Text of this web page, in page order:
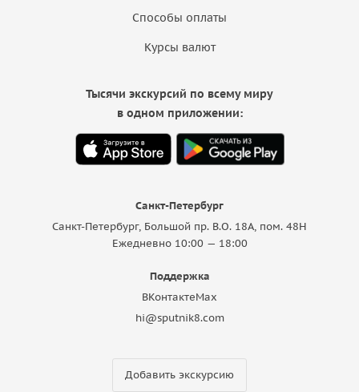
Способы оплаты
Курсы валют
Санкт-Петербург
Санкт-Петербург, Большой пр. В.О. 18A, пом. 48Н
Ежедневно 10:00 — 18:00
Поддержка
ВКонтактеMax
hi@sputnik8.com
Добавить экскурсию
Тысячи экскурсий по всему миру
в одном приложении: